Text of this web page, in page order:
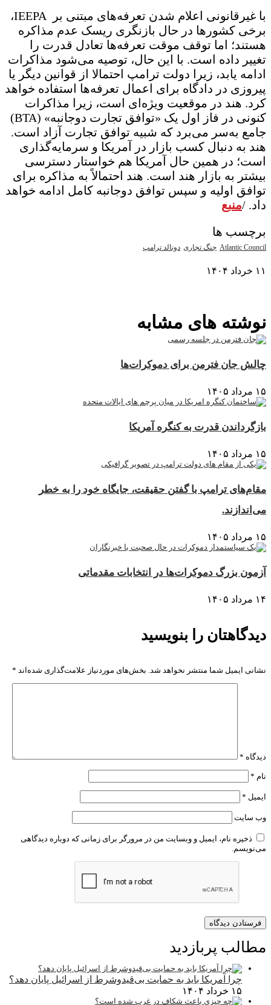
با غیرقانونی اعلام شدن تعرفه‌های مبتنی بر IEEPA،
برخی کشورها در حال بازنگری ریسک عدم مذاکره
هستند؛ اما توقف موقت تعرفه‌ها تعادل قدرت را
تغییر داده است. با این حال، توصیه می‌شود مذاکرات
ادامه یابد، زیرا دولت ترامپ احتمالا از قوانین دیگر یا
پیروزی در دادگاه برای اعمال تعرفه‌ها استفاده خواهد
کرد. هند در موقعیت ویژه‌ای است، زیرا مذاکرات
کنونی در فاز اول یک «توافق تجارت دوجانبه» (BTA)
جامع به‌سر می‌برد که شبیه توافق تجارت آزاد است.
هند به دنبال کسب بازار در آمریکا و سرمایه‌گذاری
است؛ در همین حال آمریکا هم خواستار دسترسی
بیشتر به بازار هند است. هند احتمالاً به مذاکره برای
توافق اولیه و سپس توافق دوجانبه کامل ادامه خواهد
داد. /منبع
برچسب ها
Atlantic Council جنگ تجاری دونالد ترامپ
۱۱ خرداد ۱۴۰۴
نوشته های مشابه
چالش جان فترمن برای دموکرات‌ها
۱۵ مرداد ۱۴۰۵
بازگرداندن قدرت به کنگره آمریکا
۱۵ مرداد ۱۴۰۵
مقام‌های ترامپ با گفتن حقیقت، جایگاه خود را به خطر
می‌اندازند.
۱۵ مرداد ۱۴۰۵
آزمون بزرگ دموکرات‌ها در انتخابات مقدماتی
۱۴ مرداد ۱۴۰۵
دیدگاهتان را بنویسید
نشانی ایمیل شما منتشر نخواهد شد. بخش‌های موردنیاز علامت‌گذاری شده‌اند *
دیدگاه *
نام *
ایمیل *
وب‌ سایت
ذخیره نام، ایمیل و وبسایت من در مرورگر برای زمانی که دوباره دیدگاهی
می‌نویسم.
مطالب پربازدید
چرا آمریکا باید به حمایت بی‌قیدوشرط از اسرائیل پایان دهد؟
۱۵ خرداد ۱۴۰۴